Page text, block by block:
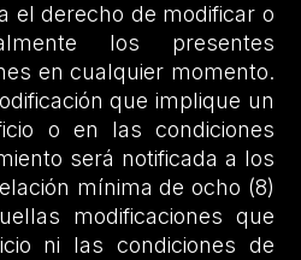
el derecho de modificar o
los presentes
en cualquier momento.
que implique un
o en las condiciones
será notificada a los
mínima de ocho (8)
modificaciones que
ni las condiciones de